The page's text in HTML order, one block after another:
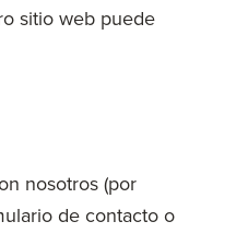
sitio web puede
nosotros (por
de contacto o